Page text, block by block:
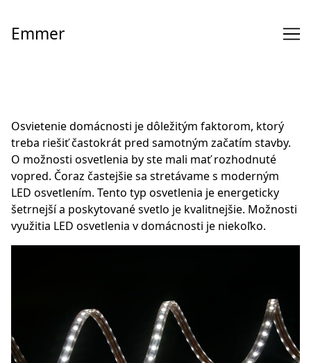
Content
Emmer
Osvietenie domácnosti je dôležitým faktorom, ktorý
treba riešiť častokrát pred samotným začatím stavby.
O možnosti osvetlenia by ste mali mať rozhodnuté
vopred. Čoraz častejšie sa stretávame s moderným
LED osvetlením. Tento typ osvetlenia je energeticky
šetrnejší a poskytované svetlo je kvalitnejšie. Možnosti
využitia LED osvetlenia v domácnosti je niekoľko.